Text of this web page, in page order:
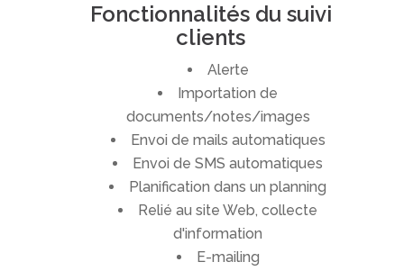
Fonctionnalités du suivi
clients
Alerte
Importation de
documents/notes/images
Envoi de mails automatiques
Envoi de SMS automatiques
Planification dans un planning
Relié au site Web, collecte
d'information
E-mailing